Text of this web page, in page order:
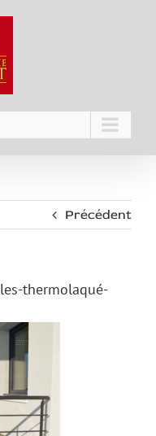
Précédent
thermolaqué-